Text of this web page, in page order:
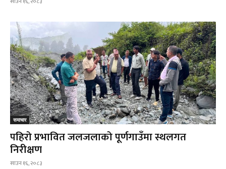
समाचार
पहिरो प्रभावित जलजलाको पूर्णगाउँमा स्थलगत
निरीक्षण
साउन १६, २०८३